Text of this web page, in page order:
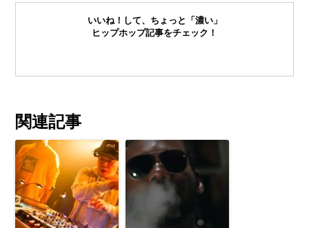
いいね！して、ちょっと「濃い」
ヒップホップ記事をチェック！
関連記事